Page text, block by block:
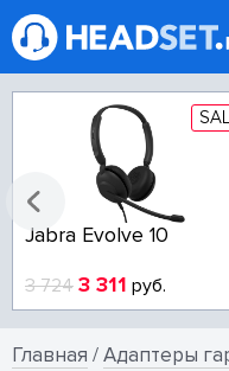
Jabra Evolve 10
3 724 3 311 руб.
Главная /Адаптеры